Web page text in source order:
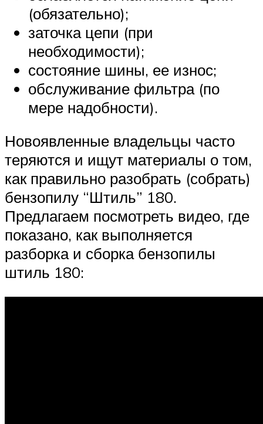
(обязательно);
заточка цепи (при
необходимости);
состояние шины, ее износ;
обслуживание фильтра (по
мере надобности).
Новоявленные владельцы часто
теряются и ищут материалы о том,
как правильно разобрать (собрать)
бензопилу “Штиль” 180.
Предлагаем посмотреть видео, где
показано, как выполняется
разборка и сборка бензопилы
штиль 180: